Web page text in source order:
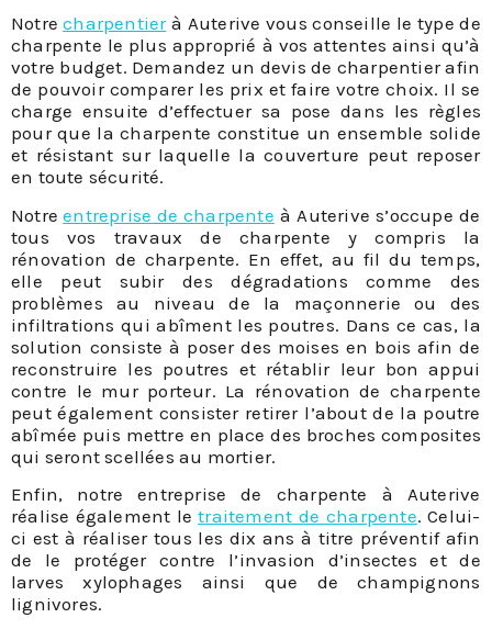
Notrecharpentierà Auterive vous conseille le type de
charpente le plus approprié à vos attentes ainsi qu’à
votre budget. Demandez un devis de charpentier afin
de pouvoir comparer les prix et faire votre choix. Il se
charge ensuite d’effectuer sa pose dans les règles
pour que la charpente constitue un ensemble solide
et résistant sur laquelle la couverture peut reposer
en toute sécurité.
Notreentreprise de charpente à Auterive s’occupe de
tous vos travaux de charpente y compris la
rénovation de charpente. En effet, au fil du temps,
elle peut subir des dégradations comme des
problèmes au niveau de la maçonnerie ou des
infiltrations qui abîment les poutres. Dans ce cas, la
solution consiste à poser des moises en bois afin de
reconstruire les poutres et rétablir leur bon appui
contre le mur porteur. La rénovation de charpente
peut également consister retirer l’about de la poutre
abîmée puis mettre en place des broches composites
qui seront scellées au mortier.
Enfin, notre entreprise de charpente à Auterive
réalise également letraitement de charpente. Celui-
ci est à réaliser tous les dix ans à titre préventif afin
de le protéger contre l’invasion d’insectes et de
larves xylophages ainsi que de champignons
lignivores.